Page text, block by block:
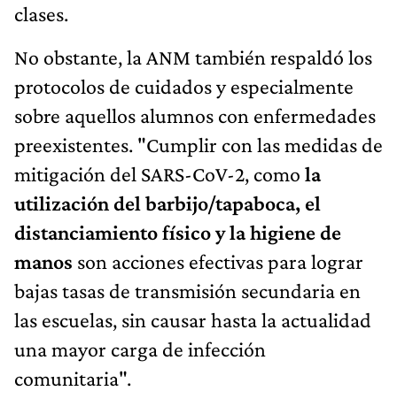
clases.
No obstante, la ANM también respaldó los
protocolos de cuidados y especialmente
sobre aquellos alumnos con enfermedades
preexistentes. "Cumplir con las medidas de
mitigación del SARS-CoV-2, como la
utilización del barbijo/tapaboca, el
distanciamiento físico y la higiene de
manos son acciones efectivas para lograr
bajas tasas de transmisión secundaria en
las escuelas, sin causar hasta la actualidad
una mayor carga de infección
comunitaria".